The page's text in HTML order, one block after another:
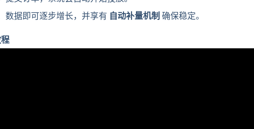
数据即可逐步增长，并享有 自动补量机制 确保稳定。